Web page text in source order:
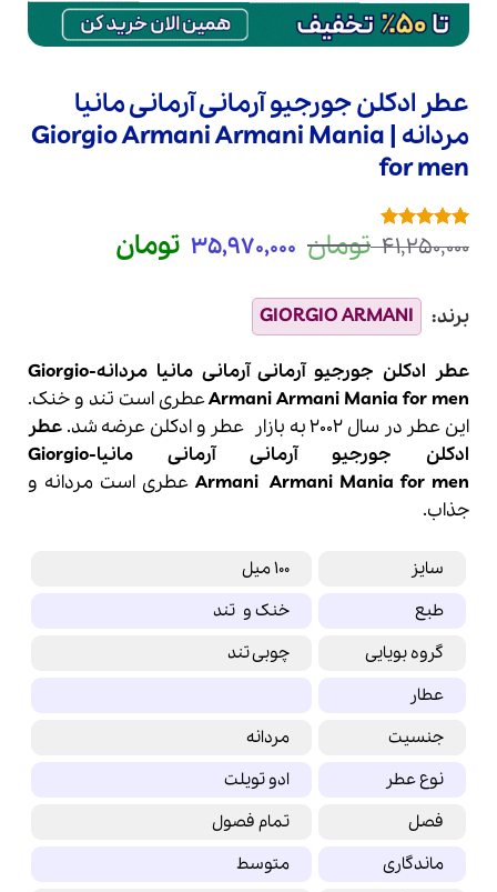
عطر ادکلن جورجیو آرمانی آرمانی مانیا
مردانه | Giorgio Armani Armani Mania
for men
امتیازدهی5
1
مشتری
41,250,000 تومان قیمت
اصلی
بود.
35,970,000 تومانقیمت
فعلی
عطر ادکلن جورجیو آرمانی آرمانی مانیا مردانه-Giorgio
Armani Armani Mania for menعطری است تند و خنک.
این عطر در سال 2002 به بازار
عطر و ادکلن عرضه شد. عطر
ادکلن جورجیو آرمانیآرمانی مانیا-Giorgio
ArmaniArmani Mania for men
عطری است مردانه و
جذاب.
سایز
100 میل
طبع
خنک و تند
گروه بویایی
چوبی تند
عطار
جنسیت
مردانه
نوع عطر
ادو تویلت
فصل
تمام فصول
ماندگاری
متوسط